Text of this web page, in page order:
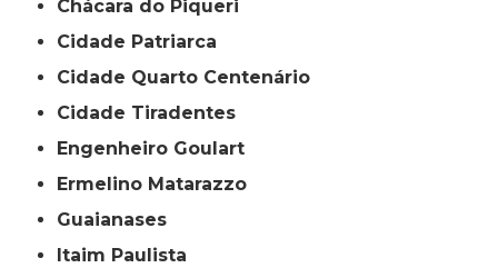
Chácara do Piqueri
Cidade Patriarca
Cidade Quarto Centenário
Cidade Tiradentes
Engenheiro Goulart
Ermelino Matarazzo
Guaianases
Itaim Paulista